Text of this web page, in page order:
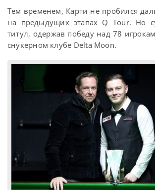
Тем временем, Карти не пробился
на предыдущих этапах Q Tour. Но
титул, одержав победу над 78
снукерном клубе Delta Moon.